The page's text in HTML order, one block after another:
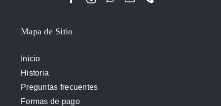
Mapa de Sitio
Inicio
Historia
Preguntas frecuentes
Formas de pago